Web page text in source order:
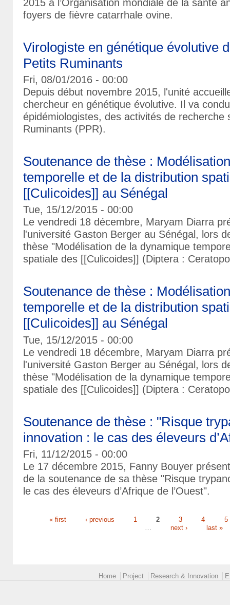
2015 à l’Organisation mondiale de la santé
foyers de fièvre catarrhale ovine.
Virologiste en génétique évolutive
Petits Ruminants
Fri, 08/01/2016 - 00:00
Depuis début novembre 2015, l'unité
chercheur en génétique évolutive. Il va
épidémiologistes, des activités de recherche
Ruminants (PPR).
Soutenance de thèse :
temporelle et de la distribution
[[Culicoides]] au Sénégal
Tue, 15/12/2015 - 00:00
Le vendredi 18 décembre, Maryam Diarra
l'université Gaston Berger au Sénégal, lors
thèse "Modélisation de la dynamique
spatiale des [[Culicoides]] (Diptera :
Soutenance de thèse :
temporelle et de la distribution
[[Culicoides]] au Sénégal
Tue, 15/12/2015 - 00:00
Le vendredi 18 décembre, Maryam Diarra
l'université Gaston Berger au Sénégal, lors
thèse "Modélisation de la dynamique
spatiale des [[Culicoides]] (Diptera :
Soutenance de thèse : "Risque
innovation : le cas des éleveurs
Fri, 11/12/2015 - 00:00
Le 17 décembre 2015, Fanny Bouyer
de la soutenance de sa thèse "Risque
le cas des éleveurs d’Afrique de l’Ouest".
« first ‹ previous 1 2 3 4
5
next › last »
Home Project Research & Innovation